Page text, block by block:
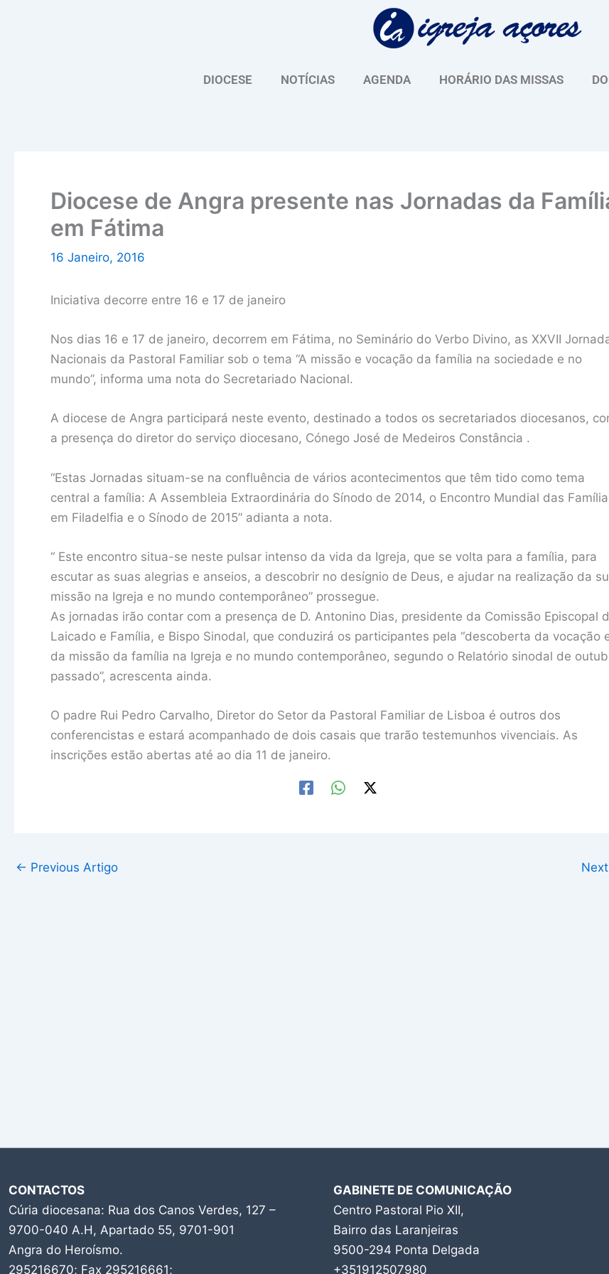
DIOCESE NOTÍCIAS AGENDA HORÁRIO DAS MISSAS
Diocese de Angra presente nas Jornadas da
em Fátima
16 Janeiro, 2016
Iniciativa decorre entre 16 e 17 de janeiro
Nos dias 16 e 17 de janeiro, decorrem em Fátima, no Seminário do Verbo Divino, as XXVII
Nacionais da Pastoral Familiar sob o tema “A missão e vocação da família na sociedade e no
mundo”, informa uma nota do Secretariado Nacional.
A diocese de Angra participará neste evento, destinado a todos os secretariados diocesanos,
a presença do diretor do serviço diocesano, Cónego José de Medeiros Constância .
“Estas Jornadas situam-se na confluência de vários acontecimentos que têm tido como tema
central a família: A Assembleia Extraordinária do Sínodo de 2014, o Encontro Mundial das
em Filadelfia e o Sínodo de 2015” adianta a nota.
“ Este encontro situa-se neste pulsar intenso da vida da Igreja, que se volta para a família, para
escutar as suas alegrias e anseios, a descobrir no desígnio de Deus, e ajudar na realização da
missão na Igreja e no mundo contemporâneo” prossegue.
As jornadas irão contar com a presença de D. Antonino Dias, presidente da Comissão Episcopal
Laicado e Família, e Bispo Sinodal, que conduzirá os participantes pela “descoberta da vocação
da missão da família na Igreja e no mundo contemporâneo, segundo o Relatório sinodal de
passado”, acrescenta ainda.
O padre Rui Pedro Carvalho, Diretor do Setor da Pastoral Familiar de Lisboa é outros dos
conferencistas e estará acompanhado de dois casais que trarão testemunhos vivenciais. As
inscrições estão abertas até ao dia 11 de janeiro.
← Previous Artigo
CONTACTOS
Cúria diocesana: Rua dos Canos Verdes, 127 –
9700-040 A.H, Apartado 55, 9701-901
Angra do Heroísmo.
295216670; Fax 295216661;
GABINETE DE COMUNICAÇÃO
Centro Pastoral Pio XII,
Bairro das Laranjeiras
9500-294 Ponta Delgada
+351912507980